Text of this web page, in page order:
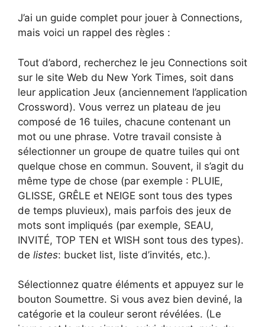
J’ai un guide complet pour jouer à Connections,
mais voici un rappel des règles :
Tout d’abord, recherchez le jeu Connections soit
sur le site Web du New York Times, soit dans
leur application Jeux (anciennement l’application
Crossword). Vous verrez un plateau de jeu
composé de 16 tuiles, chacune contenant un
mot ou une phrase. Votre travail consiste à
sélectionner un groupe de quatre tuiles qui ont
quelque chose en commun. Souvent, il s’agit du
même type de chose (par exemple : PLUIE,
GLISSE, GRÊLE et NEIGE sont tous des types
de temps pluvieux), mais parfois des jeux de
mots sont impliqués (par exemple, SEAU,
INVITÉ, TOP TEN et WISH sont tous des types).
de listes: bucket list, liste d’invités, etc.).
Sélectionnez quatre éléments et appuyez sur le
bouton Soumettre. Si vous avez bien deviné, la
catégorie et la couleur seront révélées. (Le